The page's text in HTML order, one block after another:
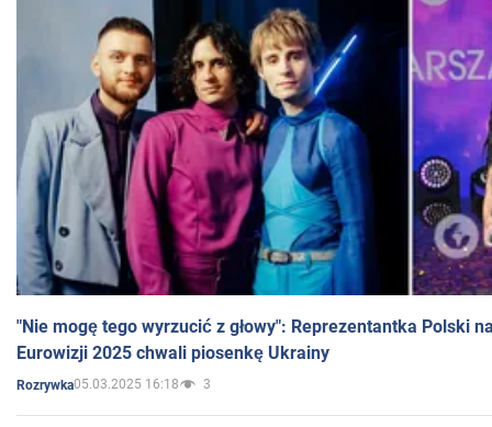
"Nie mogę tego wyrzucić z głowy": Reprezentantka Polski
Eurowizji 2025 chwali piosenkę Ukrainy
Rozrywka05.03.2025 16:18 3